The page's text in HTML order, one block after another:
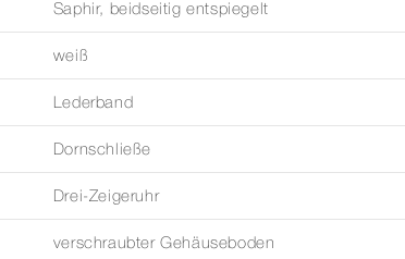
Saphir, beidseitig entspiegelt
weiß
Lederband
Dornschließe
Drei-Zeigeruhr
verschraubter Gehäuseboden